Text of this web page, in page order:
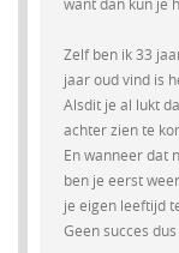
want dan kun je
Zelf ben ik 33
jaar oud vind is
Alsdit je al lukt
achter zien te
En wanneer dat
ben je eerst
je eigen leeftijd
Geen succes dus